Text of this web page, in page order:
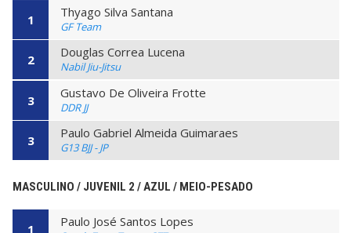
1 Thyago Silva Santana
GF Team
2 Douglas Correa Lucena
Nabil Jiu-Jitsu
3 Gustavo De Oliveira Frotte
DDR JJ
3 Paulo Gabriel Almeida Guimaraes
G13 BJJ - JP
MASCULINO / JUVENIL 2 / AZUL / MEIO-PESADO
1 Paulo José Santos Lopes